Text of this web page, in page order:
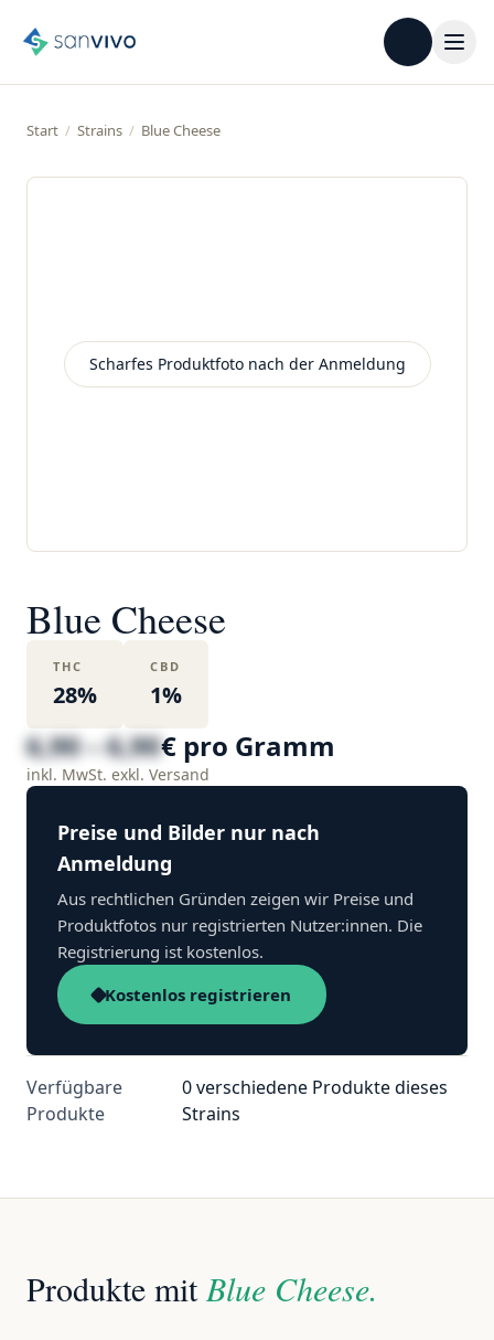
Start / Strains / Blue Cheese
Scharfes Produktfoto nach der Anmeldung
Blue Cheese
THC
28%
CBD
1%
6,90 – 6,90€ pro Gramm
inkl. MwSt. exkl. Versand
Preise und Bilder nur nach
Anmeldung
Aus rechtlichen Gründen zeigen wir Preise und
Produktfotos nur registrierten Nutzer:innen. Die
Registrierung ist kostenlos.
Kostenlos registrieren
Verfügbare
Produkte
0 verschiedene Produkte dieses
Strains
Produkte mitBlue Cheese.